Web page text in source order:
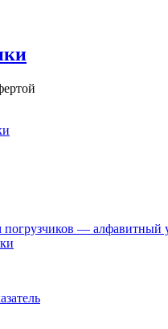
— алфавитный